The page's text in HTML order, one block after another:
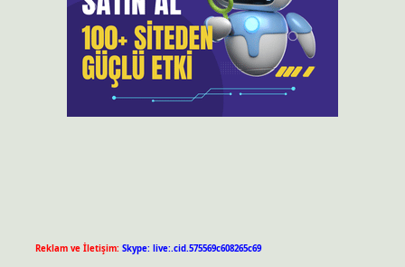
Reklam ve İletişim: Skype: live:.cid.575569c608265c69